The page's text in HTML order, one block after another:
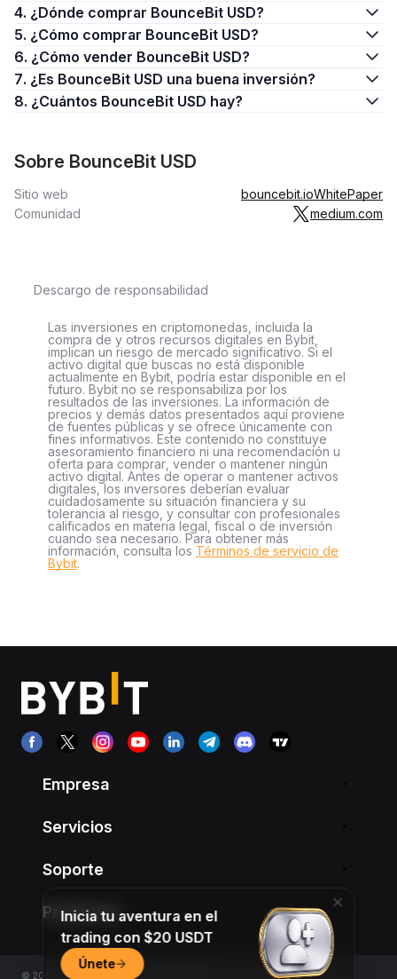
4. ¿Dónde comprar BounceBit USD?
5. ¿Cómo comprar BounceBit USD?
6. ¿Cómo vender BounceBit USD?
7. ¿Es BounceBit USD una buena inversión?
8. ¿Cuántos BounceBit USD hay?
Sobre BounceBit USD
Sitio web bouncebit.ioWhitePaper
Comunidad
medium.com
Descargo de responsabilidad
Las inversiones en criptomonedas, incluida la
compra de y otros recursos digitales en Bybit,
implican un riesgo de mercado significativo. Si el
activo digital que buscas no está disponible
actualmente en Bybit, podría estar disponible en el
futuro. Bybit no se responsabiliza por los
resultados de las inversiones. La información de
precios y demás datos presentados aquí proviene
de fuentes públicas y se ofrece únicamente con
fines informativos. Este contenido no constituye
asesoramiento financiero ni una recomendación u
oferta para comprar, vender o mantener ningún
activo digital. Antes de operar o mantener activos
digitales, los inversores deberían evaluar
cuidadosamente su situación financiera y su
tolerancia al riesgo, y consultar con profesionales
calificados en materia legal, fiscal o de inversión
cuando sea necesario. Para obtener más
información, consulta los Términos de servicio de
Bybit.
Empresa
Servicios
Soporte
Productos
© 2018-2026 Bybit.com. All rights reserved.
Inicia tu aventura en el
trading con $20 USDT
Únete